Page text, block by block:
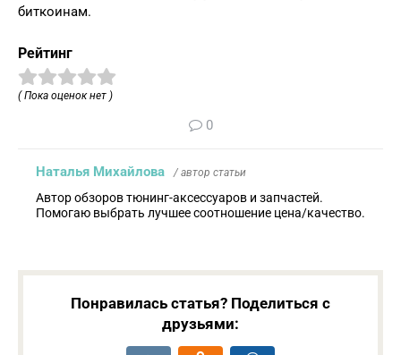
биткоинам.
Рейтинг
( Пока оценок нет )
0
Наталья Михайлова / автор статьи
Автор обзоров тюнинг-аксессуаров и запчастей.
Помогаю выбрать лучшее соотношение цена/качество.
Понравилась статья? Поделиться с
друзьями: